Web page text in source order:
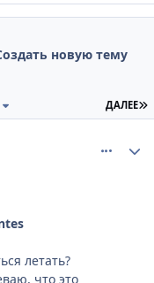
новую тему
ДАЛЕЕ
летать?
что это